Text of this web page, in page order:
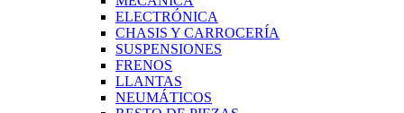
ELECTRÓNICA
CHASIS Y CARROCERÍA
SUSPENSIONES
FRENOS
LLANTAS
NEUMÁTICOS